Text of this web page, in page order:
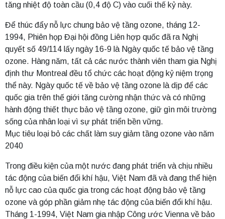
tăng nhiệt độ toàn cầu (0,4 độ C) vào cuối thế kỷ này.
Để thúc đẩy nỗ lực chung bảo vệ tầng ozone, tháng 12-
1994, Phiên họp Đại hội đồng Liên hợp quốc đã ra Nghị
quyết số 49/114 lấy ngày 16-9 là Ngày quốc tế bảo vệ tầng
ozone. Hàng năm, tất cả các nước thành viên tham gia Nghị
định thư Montreal đều tổ chức các hoạt động kỷ niệm trọng
thể này. Ngày quốc tế về bảo vệ tầng ozone là dịp để các
quốc gia trên thế giới tăng cường nhận thức và có những
hành động thiết thực bảo vệ tầng ozone, giữ gìn môi trường
sống của nhân loại vì sự phát triển bền vững.
Mục tiêu loại bỏ các chất làm suy giảm tầng ozone vào năm
2040
Trong điều kiện của một nước đang phát triển và chịu nhiều
tác động của biến đổi khí hậu, Việt Nam đã và đang thể hiện
nỗ lực cao của quốc gia trong các hoạt động bảo vệ tầng
ozone và góp phần giảm nhẹ tác động của biến đổi khí hậu.
Tháng 1-1994, Việt Nam gia nhập Công ước Vienna về bảo